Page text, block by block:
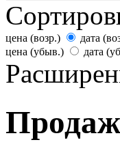
цена (возр.)
дата
цена (убыв.)
дата